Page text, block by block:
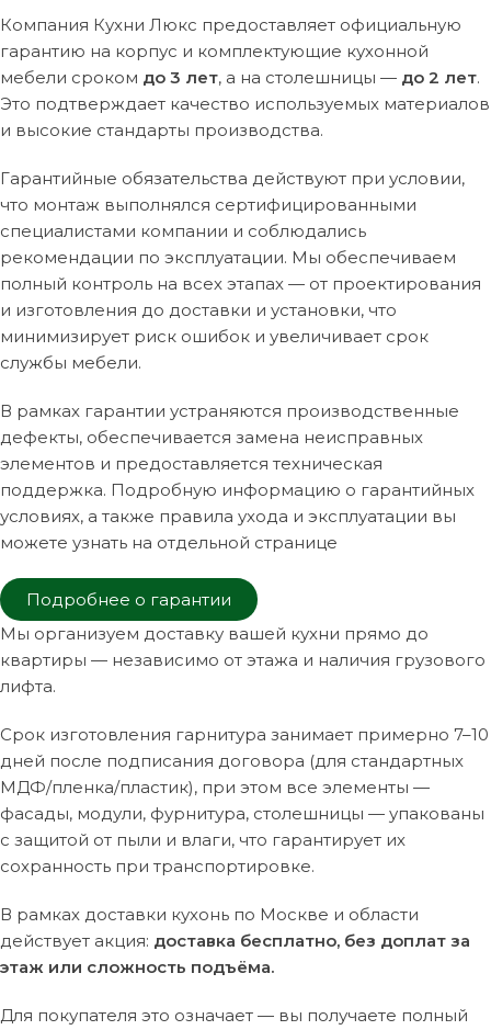
Компания Кухни Люкс предоставляет официальную
гарантию на корпус и комплектующие кухонной
мебели сроком до 3 лет, а на столешницы — до 2 лет.
Это подтверждает качество используемых материалов
и высокие стандарты производства.
Гарантийные обязательства действуют при условии,
что монтаж выполнялся сертифицированными
специалистами компании и соблюдались
рекомендации по эксплуатации. Мы обеспечиваем
полный контроль на всех этапах — от проектирования
и изготовления до доставки и установки, что
минимизирует риск ошибок и увеличивает срок
службы мебели.
В рамках гарантии устраняются производственные
дефекты, обеспечивается замена неисправных
элементов и предоставляется техническая
поддержка. Подробную информацию о гарантийных
условиях, а также правила ухода и эксплуатации вы
можете узнать на отдельной странице
Подробнее о гарантии
Мы организуем доставку вашей кухни прямо до
квартиры — независимо от этажа и наличия грузового
лифта.
Срок изготовления гарнитура занимает примерно 7–10
дней после подписания договора (для стандартных
МДФ/пленка/пластик), при этом все элементы —
фасады, модули, фурнитура, столешницы — упакованы
с защитой от пыли и влаги, что гарантирует их
сохранность при транспортировке.
В рамках доставки кухонь по Москве и области
действует акция: доставка бесплатно, без доплат за
этаж или сложность подъёма.
Для покупателя это означает — вы получаете полный